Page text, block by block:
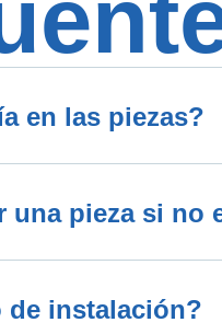
en las piezas?
una pieza si no
de instalación?